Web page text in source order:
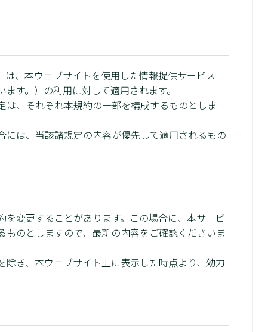
、本ウェブサイトを使用した情報提供サービス
す。）の利用に対して適用されます。
、それぞれ本規約の一部を構成するものとしま
は、当該諸規定の内容が優先して適用されるもの
変更することがあります。この場合に、本サービ
のとしますので、最新の内容をご確認くださいま
き、本ウェブサイト上に表示した時点より、効力